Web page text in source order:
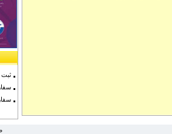
ثبت